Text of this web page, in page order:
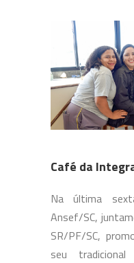
Café da
Na última
Ansef/SC,
SR/PF/SC,
seu